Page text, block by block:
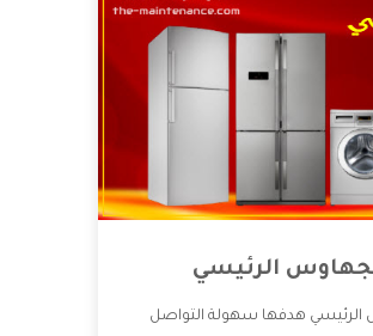
الرئيسي
هدفها سهولة التواصل